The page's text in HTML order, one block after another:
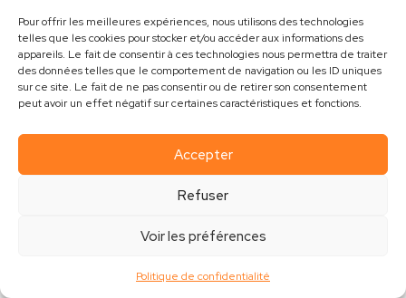
Pour offrir les meilleures expériences, nous utilisons des technologies
telles que les cookies pour stocker et/ou accéder aux informations des
appareils. Le fait de consentir à ces technologies nous permettra de traiter
des données telles que le comportement de navigation ou les ID uniques
sur ce site. Le fait de ne pas consentir ou de retirer son consentement
peut avoir un effet négatif sur certaines caractéristiques et fonctions.
Accepter
Refuser
Voir les préférences
Politique de confidentialité
CONTACT
contact@club.immo
Mentions légales
Réalisé par MouvementCom